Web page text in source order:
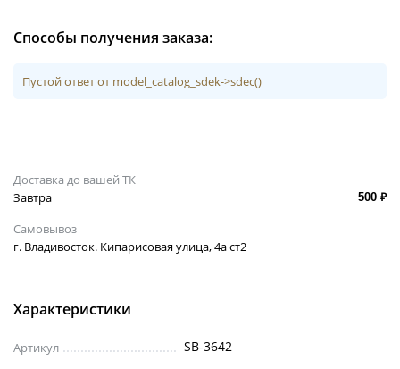
Способы получения заказа:
Пустой ответ от model_catalog_sdek->sdec()
Доставка до вашей ТК
Завтра
500 ₽
Самовывоз
г. Владивосток. Кипарисовая улица, 4а ст2
Характеристики
Артикул SB-3642